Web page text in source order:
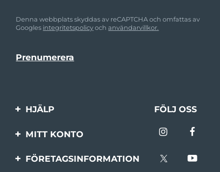
Denna webbplats skyddas av reCAPTCHA och omfattas av
Googles integritetspolicyochanvändarvillkor.
HJÄLP
Kontakta oss
FÖLJ OSS
MITT KONTO
Produktregistrering
FÖRETAGSINFORMATION